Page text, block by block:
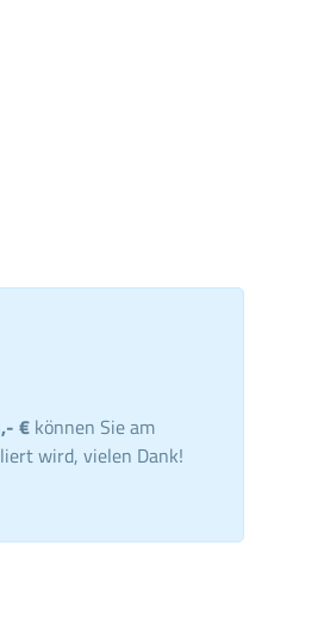
€ können Sie am
wird, vielen Dank!